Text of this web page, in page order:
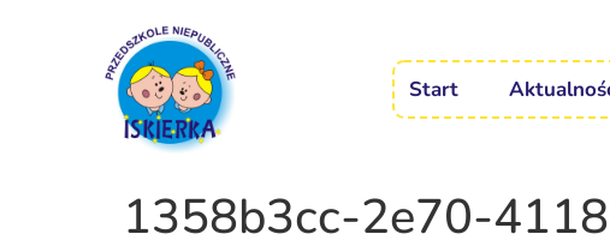
Start
1358b3cc-2e70-